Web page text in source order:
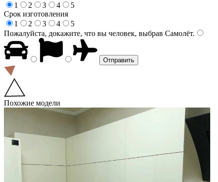
1
2 3 4
5
Срок изготовления
1
2 3 4
5
Пожалуйста, докажите, что вы человек, выбрав Самолёт.
Похожие модели